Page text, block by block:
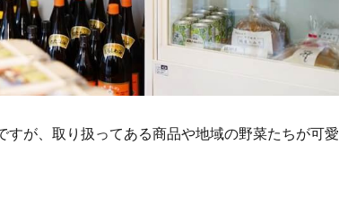
が、取り扱ってある商品や地域の野菜たちが可愛